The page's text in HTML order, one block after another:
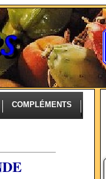
COMPLÉMENTS